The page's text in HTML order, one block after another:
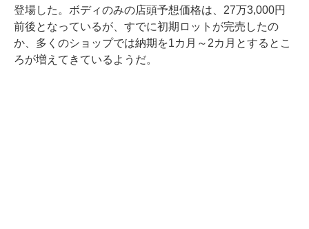
登場した。ボディのみの店頭予想価格は、27万3,000円
前後となっているが、すでに初期ロットが完売したの
か、多くのショップでは納期を1カ月～2カ月とするとこ
ろが増えてきているようだ。